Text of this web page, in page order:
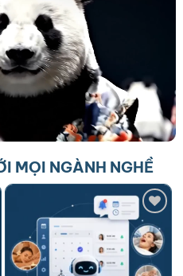
MỌI NGÀNH NGHỀ